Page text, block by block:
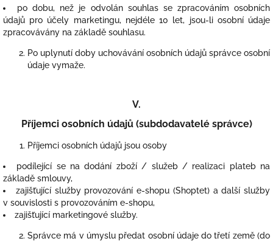
po dobu, než je odvolán souhlas se zpracováním osobních
údajů pro účely marketingu, nejdéle 10 let, jsou-li osobní údaje
zpracovávány na základě souhlasu.
Po uplynutí doby uchovávání osobních údajů správce osobní
údaje vymaže.
V.
Příjemci osobních údajů (subdodavatelé správce)
Příjemci osobních údajů jsou osoby
podílející se na dodání zboží / služeb / realizaci plateb na
základě smlouvy,
zajišťující služby provozování e-shopu (Shoptet) a další služby
v souvislosti s provozováním e-shopu,
zajišťující marketingové služby.
Správce má v úmyslu předat osobní údaje do třetí země (do